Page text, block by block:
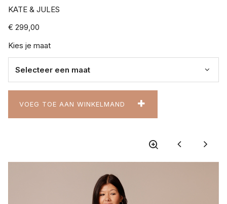
KATE & JULES
€ 299,00
Kies je maat
VOEG TOE AAN WINKELMAND